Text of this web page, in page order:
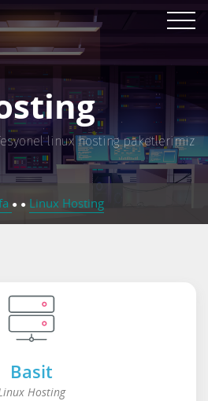
linux hosting paketlerimiz
● ● Linux Hosting
Basit
Hosting